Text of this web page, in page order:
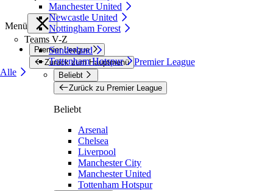
Manchester United
Newcastle United
Nottingham Forest
Teams V-Z
Sunderland
Tottenham Hotspur
Alle
Menü
Premier League
Zurück zum Hauptmenü Premier League
Beliebt
Zurück zu Premier League
Beliebt
Arsenal
Chelsea
Liverpool
Manchester City
Manchester United
Tottenham Hotspur